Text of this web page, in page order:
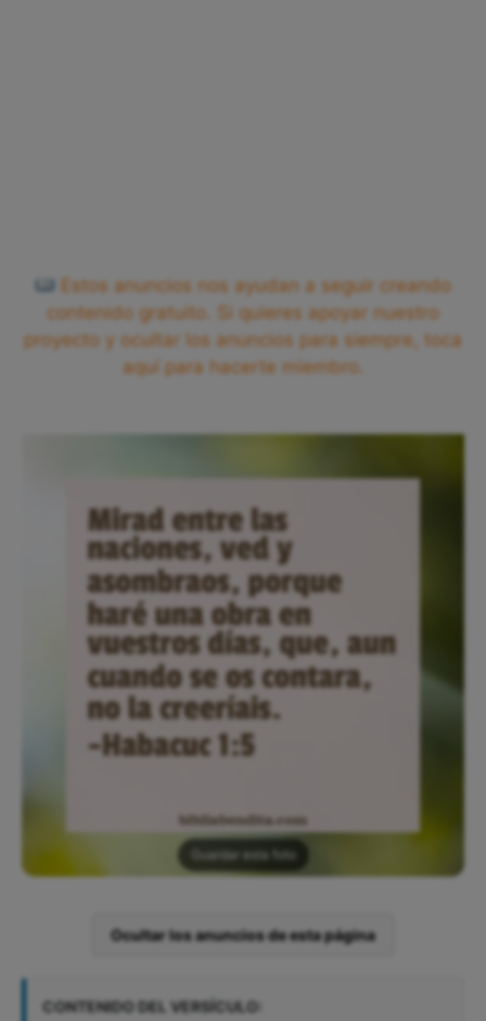
Estos anuncios nos ayudan a seguir creando
contenido gratuito. Si quieres apoyar nuestro
proyecto y ocultar los anuncios para siempre, toca
aquí para hacerte miembro.
Guardar esta foto
Ocultar los anuncios de esta página
CONTENIDO DEL VERSÍCULO: